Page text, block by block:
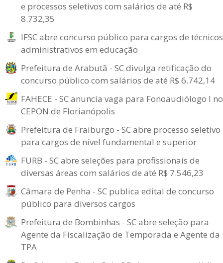
e processos seletivos com salários de até R$
8.732,35
IFSC abre concurso público para cargos de técnicos
administrativos em educação
Prefeitura de Arabutã - SC divulga retificação do
concurso público com salários de até R$ 6.742,14
FAHECE - SC anuncia vaga para Fonoaudiólogo I no
CEPON de Florianópolis
Prefeitura de Fraiburgo - SC abre processo seletivo
para cargos de nível fundamental e superior
FURB - SC abre seleções para profissionais de
diversas áreas com salários de até R$ 7.546,23
Câmara de Penha - SC publica edital de concurso
público para diversos cargos
Prefeitura de Bombinhas - SC abre seleção para
Agente da Fiscalização de Temporada e Agente da
TPA